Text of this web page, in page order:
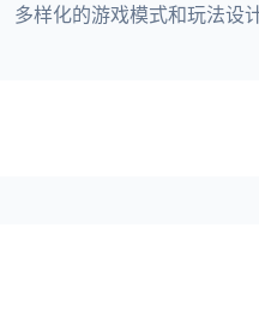
多样化的游戏模式和玩法设